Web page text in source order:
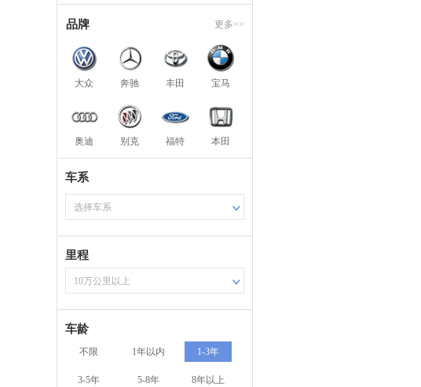
品牌 更多>>
大众 奔驰 丰田 宝马
奥迪 别克 福特 本田
车系
选择车系
里程
10万公里以上
车龄
不限 1年以内 1-3年
3-5年 5-8年 8年以上